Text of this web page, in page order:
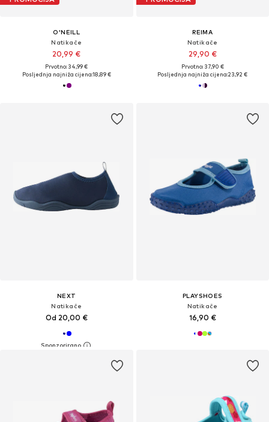
O'NEILL
Natikače
20,99 €
Prvotno: 34,99 €
Posljednja najniža cijena:18,89 €
REIMA
Natikače
29,90 €
Prvotno: 37,90 €
Posljednja najniža cijena:23,92 €
NEXT
Natikače
Od 20,00 €
PLAYSHOES
Natikače
16,90 €